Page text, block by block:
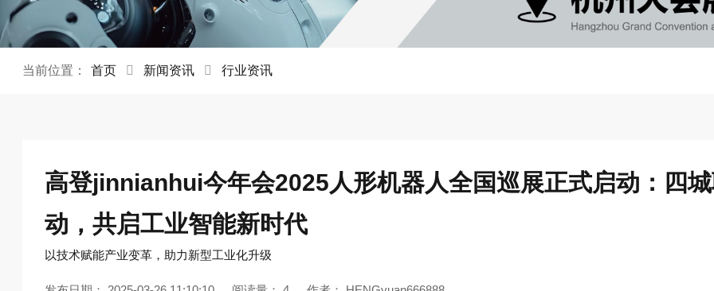
当前位置： 首页 新闻资讯 行业资讯
高登jinnianhui今年会2025人形机器人全国巡展正式启动：四
动，共启工业智能新时代
以技术赋能产业变革，助力新型工业化升级